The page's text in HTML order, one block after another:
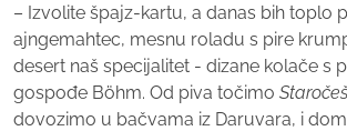
– Izvolite špajz-kartu, a danas bih toplo
ajngemahtec, mesnu roladu s pire
desert naš specijalitet - dizane kolače s
gospođe Böhm. Od piva točimo
dovozimo u bačvama iz Daruvara, i